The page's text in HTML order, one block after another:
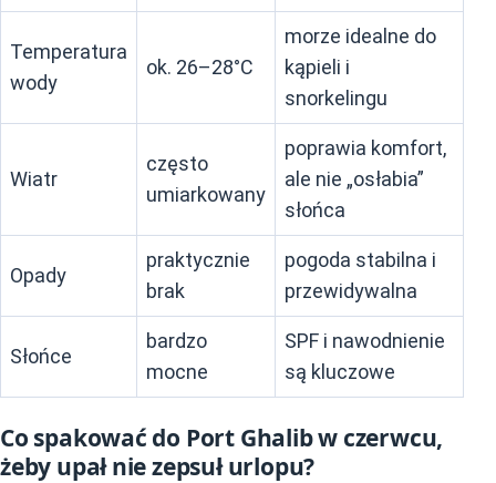
Temperatura
wody
ok. 26–28°C
morze idealne do
kąpieli i
snorkelingu
Wiatr
często
umiarkowany
poprawia komfort,
ale nie „osłabia”
słońca
Opady
praktycznie
brak
pogoda stabilna i
przewidywalna
Słońce
bardzo
mocne
SPF i nawodnienie
są kluczowe
Co spakować do Port Ghalib w czerwcu,
żeby upał nie zepsuł urlopu?